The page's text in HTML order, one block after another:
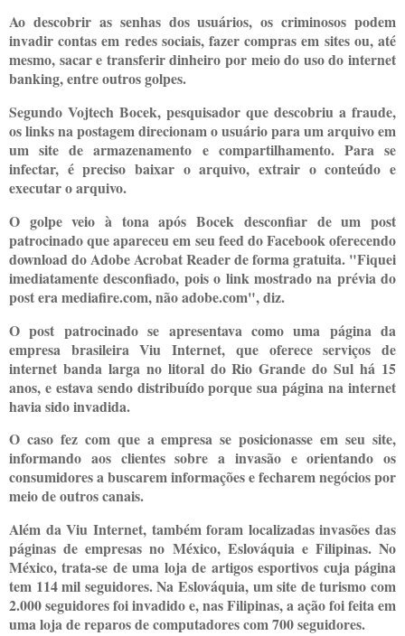
Ao descobrir as senhas dos usuários, os criminosos podem
invadir contas em redes sociais, fazer compras em sites ou, até
mesmo, sacar e transferir dinheiro por meio do uso do internet
banking, entre outros golpes.
Segundo Vojtech Bocek, pesquisador que descobriu a fraude,
os links na postagem direcionam o usuário para um arquivo em
um site de armazenamento e compartilhamento. Para se
infectar, é preciso baixar o arquivo, extrair o conteúdo e
executar o arquivo.
O golpe veio à tona após Bocek desconfiar de um post
patrocinado que apareceu em seu feed do Facebook oferecendo
download do Adobe Acrobat Reader de forma gratuita. "Fiquei
imediatamente desconfiado, pois o link mostrado na prévia do
post era mediafire.com, não adobe.com", diz.
O post patrocinado se apresentava como uma página da
empresa brasileira Viu Internet, que oferece serviços de
internet banda larga no litoral do Rio Grande do Sul há 15
anos, e estava sendo distribuído porque sua página na internet
havia sido invadida.
O caso fez com que a empresa se posicionasse em seu site,
informando aos clientes sobre a invasão e orientando os
consumidores a buscarem informações e fecharem negócios por
meio de outros canais.
Além da Viu Internet, também foram localizadas invasões das
páginas de empresas no México, Eslováquia e Filipinas. No
México, trata-se de uma loja de artigos esportivos cuja página
tem 114 mil seguidores. Na Eslováquia, um site de turismo com
2.000 seguidores foi invadido e, nas Filipinas, a ação foi feita em
uma loja de reparos de computadores com 700 seguidores.